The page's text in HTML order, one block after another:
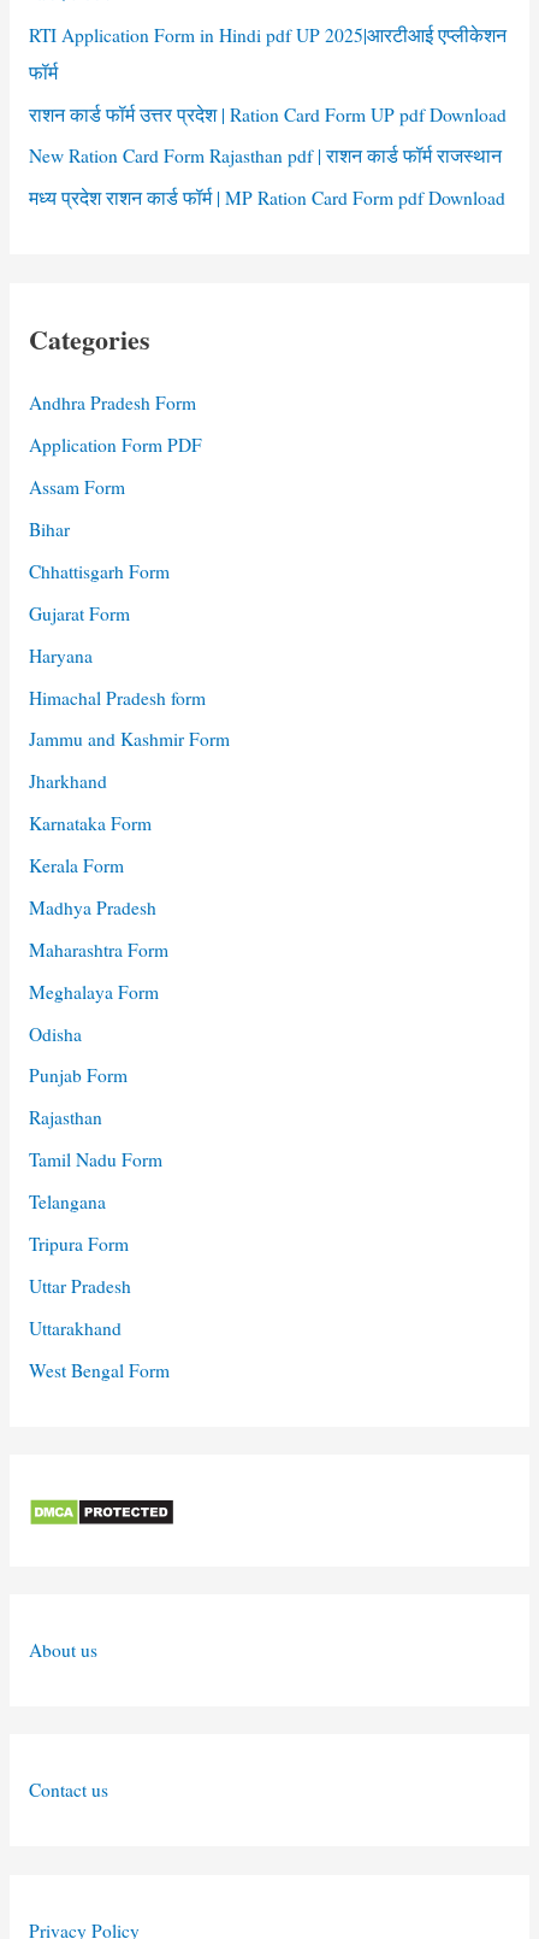
RTI Application Form in Hindi pdf UP 2025|आरटीआई एप्लीकेशन
फॉर्म
राशन कार्ड फॉर्म उत्तर प्रदेश | Ration Card Form UP pdf Download
New Ration Card Form Rajasthan pdf | राशन कार्ड फॉर्म राजस्थान
मध्य प्रदेश राशन कार्ड फॉर्म | MP Ration Card Form pdf Download
Categories
Andhra Pradesh Form
Application Form PDF
Assam Form
Bihar
Chhattisgarh Form
Gujarat Form
Haryana
Himachal Pradesh form
Jammu and Kashmir Form
Jharkhand
Karnataka Form
Kerala Form
Madhya Pradesh
Maharashtra Form
Meghalaya Form
Odisha
Punjab Form
Rajasthan
Tamil Nadu Form
Telangana
Tripura Form
Uttar Pradesh
Uttarakhand
West Bengal Form
About us
Contact us
Privacy Policy